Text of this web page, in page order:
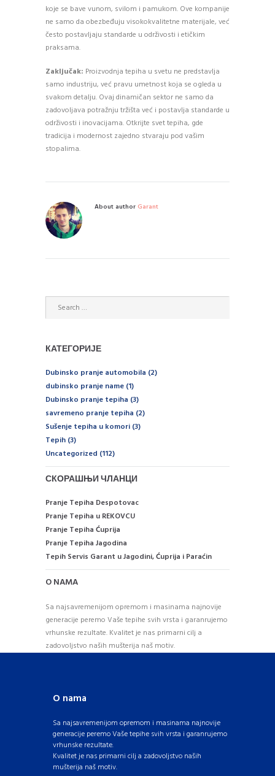
koje se bave vunom, svilom i pamukom. Ove kompanije
ne samo da obezbeđuju visokokvalitetne materijale, već
često postavljaju standarde u održivosti i etičkim
praksama.
Zaključak: Proizvodnja tepiha u svetu ne predstavlja
samo industriju, već pravu umetnost koja se ogleda u
svakom detalju. Ovaj dinamičan sektor ne samo da
zadovoljava potražnju tržišta već i postavlja standarde u
održivosti i inovacijama. Otkrijte svet tepiha, gde
tradicija i modernost zajedno stvaraju pod vašim
stopalima.
About author Garant
КАТЕГОРИЈЕ
Dubinsko pranje automobila (2)
dubinsko pranje name (1)
Dubinsko pranje tepiha (3)
savremeno pranje tepiha (2)
Sušenje tepiha u komori (3)
Tepih (3)
Uncategorized (112)
СКОРАШЊИ ЧЛАНЦИ
Pranje Tepiha Despotovac
Pranje Tepiha u REKOVCU
Pranje Tepiha Ćuprija
Pranje Tepiha Jagodina
Tepih Servis Garant u Jagodini, Ćuprija i Paraćin
O NAMA
Sa najsavremenijom opremom i masinama najnovije
generacije peremo Vaše tepihe svih vrsta i garanrujemo
vrhunske rezultate. Kvalitet je nas primarni cilj a
zadovoljstvo naših mušterija naš motiv.
O nama
Sa najsavremenijom opremom i masinama najnovije
generacije peremo Vaše tepihe svih vrsta i garanrujemo
vrhunske rezultate.
Kvalitet je nas primarni cilj a zadovoljstvo naših
mušterija naš motiv.